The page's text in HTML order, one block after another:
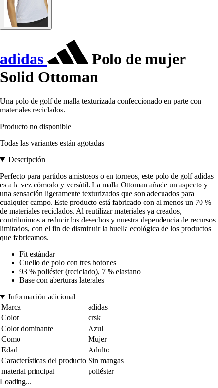
adidas
Polo de mujer
Solid Ottoman
Una polo de golf de malla texturizada confeccionado en parte con
materiales reciclados.
Producto no disponible
Todas las variantes están agotadas
Descripción
Perfecto para partidos amistosos o en torneos, este polo de golf adidas
es a la vez cómodo y versátil. La malla Ottoman añade un aspecto y
una sensación ligeramente texturizados que son adecuados para
cualquier campo. Este producto está fabricado con al menos un 70 %
de materiales reciclados. Al reutilizar materiales ya creados,
contribuimos a reducir los desechos y nuestra dependencia de recursos
limitados, con el fin de disminuir la huella ecológica de los productos
que fabricamos.
Fit estándar
Cuello de polo con tres botones
93 % poliéster (reciclado), 7 % elastano
Base con aberturas laterales
Información adicional
Marca
adidas
Color
crsk
Color dominante
Azul
Como
Mujer
Edad
Adulto
Características del producto Sin mangas
material principal
poliéster
Loading...